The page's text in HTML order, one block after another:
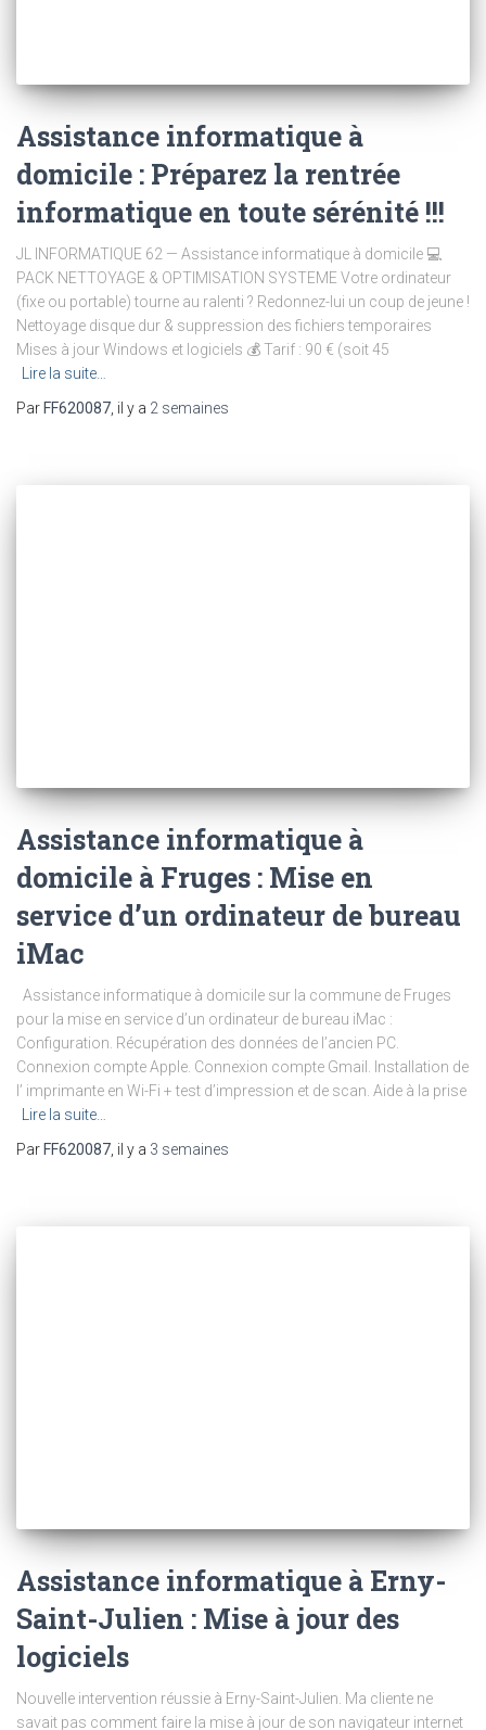
Assistance informatique à
domicile : Préparez la rentrée
informatique en toute sérénité !!!
JL INFORMATIQUE 62 — Assistance informatique à domicile 💻
PACK NETTOYAGE & OPTIMISATION SYSTEME Votre ordinateur
(fixe ou portable) tourne au ralenti ? Redonnez-lui un coup de jeune !
Nettoyage disque dur & suppression des fichiers temporaires
Mises à jour Windows et logiciels 💰 Tarif : 90 € (soit 45
Lire la suite…
Par FF620087, il y a 2 semaines
Assistance informatique à
domicile à Fruges : Mise en
service d’un ordinateur de bureau
iMac
Assistance informatique à domicile sur la commune de Fruges
pour la mise en service d’un ordinateur de bureau iMac :
Configuration. Récupération des données de l’ancien PC.
Connexion compte Apple. Connexion compte Gmail. Installation de
l’ imprimante en Wi-Fi + test d’impression et de scan. Aide à la prise
Lire la suite…
Par FF620087 , il y a 3 semaines
Assistance informatique à Erny-
Saint-Julien : Mise à jour des
logiciels
Nouvelle intervention réussie à Erny-Saint-Julien. Ma cliente ne
savait pas comment faire la mise à jour de son navigateur internet